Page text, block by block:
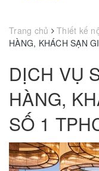
Trang chủ Thiết kế
HÀNG, KHÁCH SẠN
DỊCH VỤ
HÀNG,
SỐ 1